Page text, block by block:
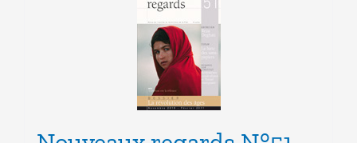
variations.
Les
options
peuvent
choisies
sur